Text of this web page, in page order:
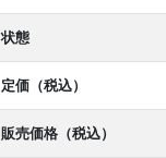
状態
定価（税込）
販売価格（税込）